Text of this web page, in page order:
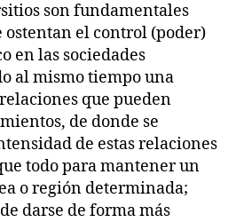
son fundamentales
ostentan el control (poder)
en las sociedades
al mismo tiempo una
que pueden
de donde se
de estas relaciones
todo para mantener un
o región determinada;
darse de forma más